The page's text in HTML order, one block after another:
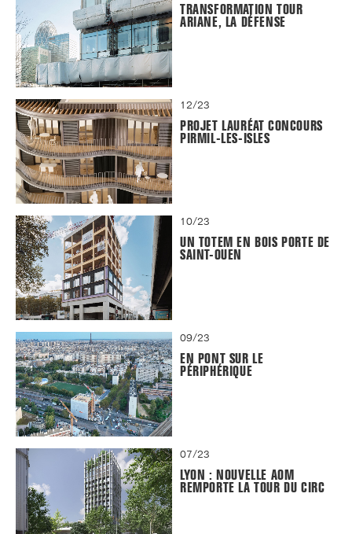
TRANSFORMATION TOUR
ARIANE, LA DÉFENSE
12/23
PROJET LAURÉAT CONCOURS
PIRMIL-LES-ISLES
10/23
UN TOTEM EN BOIS PORTE DE
SAINT-OUEN
09/23
EN PONT SUR LE
PÉRIPHÉRIQUE
07/23
LYON : NOUVELLE AOM
REMPORTE LA TOUR DU CIRC